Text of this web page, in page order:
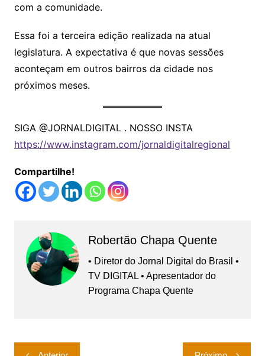
com a comunidade.
Essa foi a terceira edição realizada na atual
legislatura. A expectativa é que novas sessões
aconteçam em outros bairros da cidade nos
próximos meses.
SIGA @JORNALDIGITAL . NOSSO INSTA
https://www.instagram.com/jornaldigitalregional
Compartilhe!
Robertão Chapa Quente
• Diretor do Jornal Digital do Brasil •
TV DIGITAL • Apresentador do
Programa Chapa Quente
Navegação